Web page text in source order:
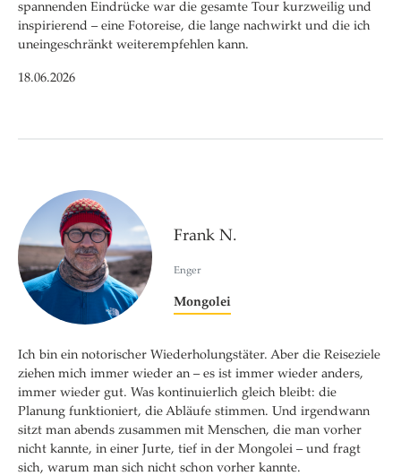
spannenden Eindrücke war die gesamte Tour kurzweilig und
inspirierend – eine Fotoreise, die lange nachwirkt und die ich
uneingeschränkt weiterempfehlen kann.
18.06.2026
Frank N.
Enger
Mongolei
Ich bin ein notorischer Wiederholungstäter. Aber die Reiseziele
ziehen mich immer wieder an – es ist immer wieder anders,
immer wieder gut. Was kontinuierlich gleich bleibt: die
Planung funktioniert, die Abläufe stimmen. Und irgendwann
sitzt man abends zusammen mit Menschen, die man vorher
nicht kannte, in einer Jurte, tief in der Mongolei – und fragt
sich, warum man sich nicht schon vorher kannte.